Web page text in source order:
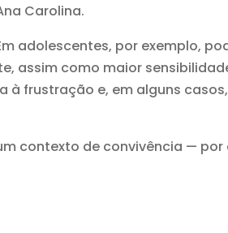
Carolina.
adolescentes, por exemplo,
assim como maior
frustração e, em alguns
contexto de convivência — por